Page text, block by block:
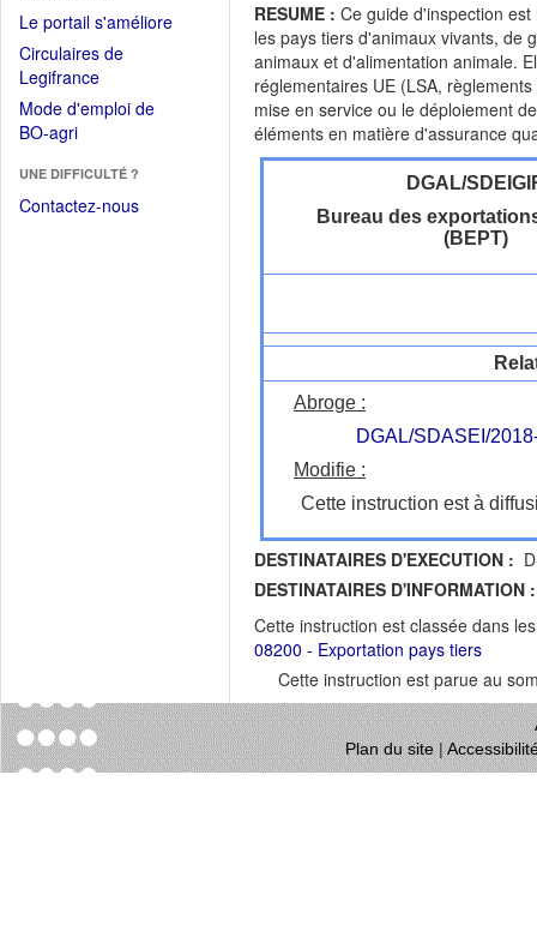
Le portail s'améliore(Fichier
Circulaires de
Legifrance(Ouvrir
dans
une
fenêtre)
Mode d'emploi de
BO-agri(Ouvrir
une
nouvelle
UNE DIFFICULTÉ ?
Contactez-nous
RESUME : Ce guide d'inspection
les pays tiers d'animaux vivants, de
animaux et d'alimentation animale.
réglementaires UE (LSA,
mise en service ou le déploiement
éléments en matière d'assurance
DGAL/
Bureau des
(BEPT)
Abroge :
DGAL/SDASEI/
Modifie :
Cette instruction est à
DESTINATAIRES D'EXECUTION :
DESTINATAIRES D'INFORMATION :
Cette instruction est classée dans
08200 - Exportation pays tiers
Cette instruction est parue au
Plan du site|